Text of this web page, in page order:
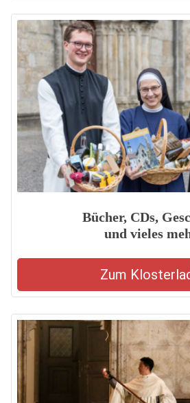
Bücher, CDs,
und vieles
Zum